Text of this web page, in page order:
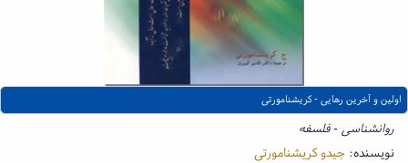
اولین و آخرین رهایی - کریشنامورتی
روانشناسی - فلسفه
نویسنده: جیدو کریشنامورتی